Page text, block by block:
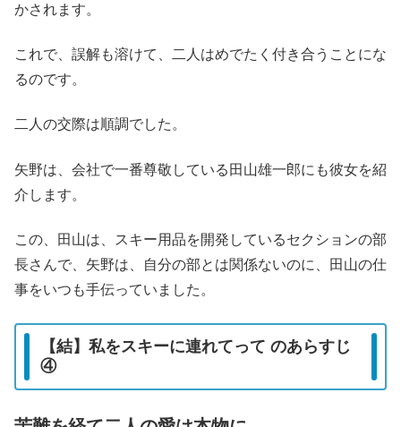
かされます。
これで、誤解も溶けて、二人はめでたく付き合うことにな
るのです。
二人の交際は順調でした。
矢野は、会社で一番尊敬している田山雄一郎にも彼女を紹
介します。
この、田山は、スキー用品を開発しているセクションの部
長さんで、矢野は、自分の部とは関係ないのに、田山の仕
事をいつも手伝っていました。
【結】私をスキーに連れてって のあらすじ
④